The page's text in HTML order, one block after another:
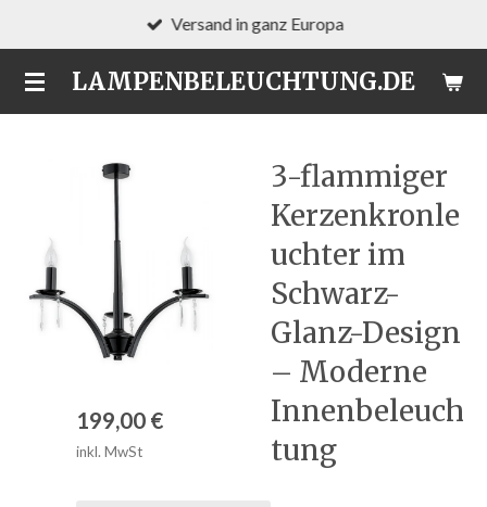
Hauptinhalt
springenLAMPENBELEUCHTUNG.DE
Versand in ganz Europa
3-flammiger
Kerzenkronle
uchter im
Schwarz-
Glanz-Design
– Moderne
Innenbeleuch
tung
199,00 €
inkl. MwSt